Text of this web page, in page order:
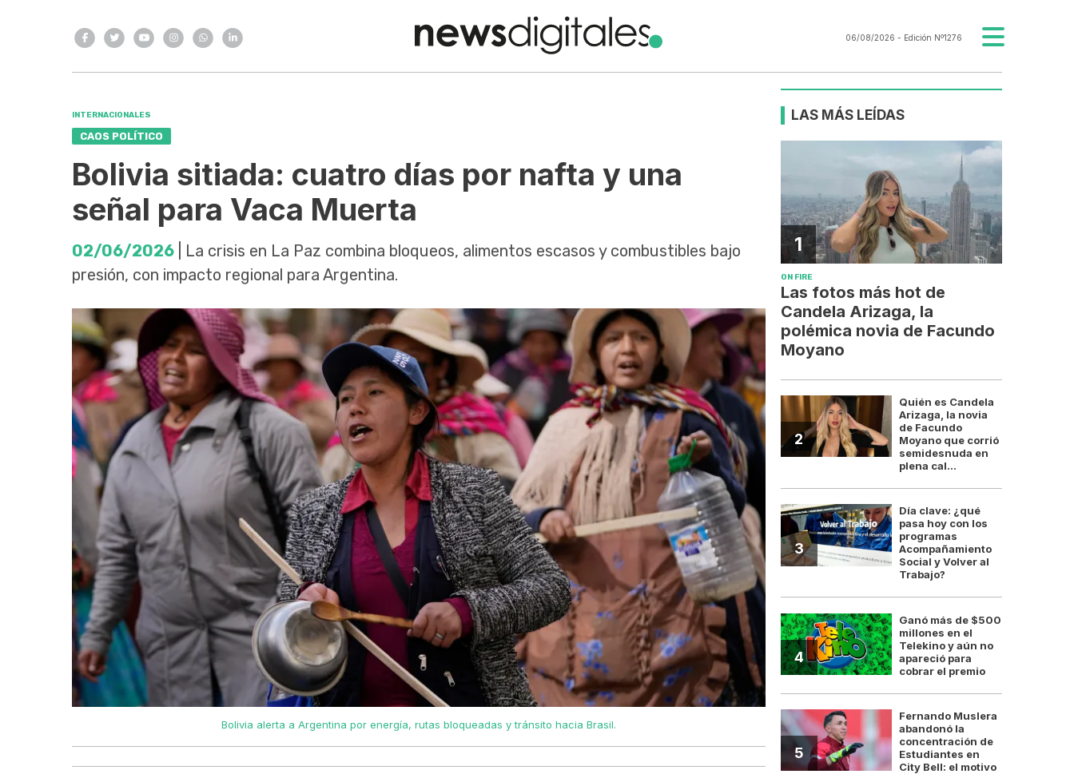
06/08/2026 - Edición Nº1276
INTERNACIONALES
CAOS POLÍTICO
Bolivia sitiada: cuatro días por nafta y una
señal para Vaca Muerta
02/06/2026 | La crisis en La Paz combina bloqueos, alimentos escasos y combustibles bajo
presión, con impacto regional para Argentina.
Bolivia alerta a Argentina por energía, rutas bloqueadas y tránsito hacia Brasil. Bolivia alerta a Argentina por
LAS MÁS LEÍDAS
1
ON FIRE
Las fotos más hot de
Candela Arizaga, la
polémica novia de Facundo
Moyano
2
Quién es Candela
Arizaga, la novia
de Facundo
Moyano que corrió
semidesnuda en
plena cal...
3
Día clave: ¿qué
pasa hoy con los
programas
Acompañamiento
Social y Volver al
Trabajo?
4
Ganó más de $500
millones en el
Telekino y aún no
apareció para
cobrar el premio
5
Fernando Muslera
abandonó la
concentración de
Estudiantes en
City Bell: el motivo